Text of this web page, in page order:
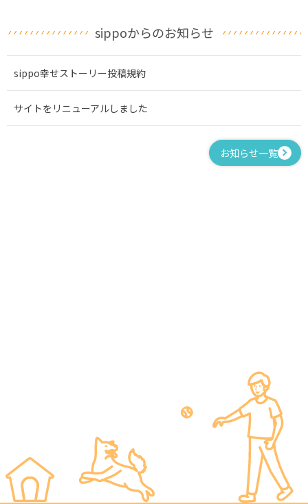
sippoからのお知らせ
sippo幸せストーリー投稿規約
サイトをリニューアルしました
お知らせ一覧